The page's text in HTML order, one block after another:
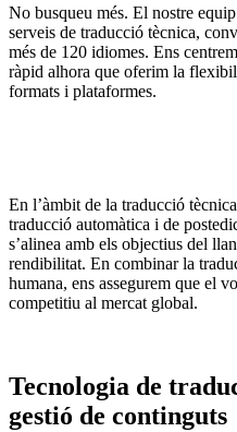
No busqueu més. El nostre
serveis de traducció tècnica,
més de 120 idiomes. Ens
ràpid alhora que oferim la
formats i plataformes.
En l’àmbit de la traducció
traducció automàtica i de
s’alinea amb els objectius del
rendibilitat. En combinar la
humana, ens assegurem que el
competitiu al mercat global.
Tecnologia de
gestió de continguts